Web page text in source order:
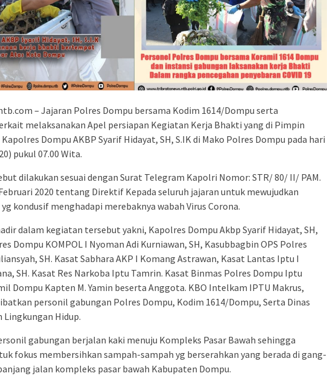
– Jajaran Polres Dompu bersama Kodim 1614/Dompu serta
melaksanakan Apel persiapan Kegiatan Kerja Bhakti yang di Pimpin
Dompu AKBP Syarif Hidayat, SH, S.IK di Mako Polres Dompu pada hari
pukul 07.00 Wita.
dilakukan sesuai dengan Surat Telegram Kapolri Nomor: STR/ 80/ II/ PAM.
2020 tentang Direktif Kepada seluruh jajaran untuk mewujudkan
kondusif menghadapi merebaknya wabah Virus Corona.
dalam kegiatan tersebut yakni, Kapolres Dompu Akbp Syarif Hidayat, SH,
Dompu KOMPOL I Nyoman Adi Kurniawan, SH, Kasubbagbin OPS Polres
SH. Kasat Sabhara AKP I Komang Astrawan, Kasat Lantas Iptu I
SH. Kasat Res Narkoba Iptu Tamrin. Kasat Binmas Polres Dompu Iptu
Dompu Kapten M. Yamin beserta Anggota. KBO Intelkam IPTU Makrus,
personil gabungan Polres Dompu, Kodim 1614/Dompu, Serta Dinas
Lingkungan Hidup.
gabungan berjalan kaki menuju Kompleks Pasar Bawah sehingga
fokus membersihkan sampah-sampah yg berserahkan yang berada di gang-
jalan kompleks pasar bawah Kabupaten Dompu.